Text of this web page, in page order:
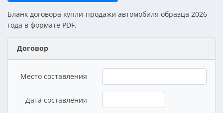
Бланк договора купли-продажи автомобиля образца 2026
года в формате PDF.
Договор
Место составления
Дата составления